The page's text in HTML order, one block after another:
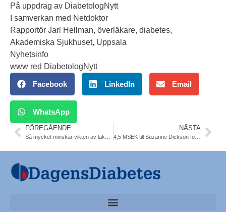
På uppdrag av DiabetologNytt
I samverkan med Netdoktor
Rapportör Jarl Hellman, överläkare, diabetes,
Akademiska Sjukhuset, Uppsala
Nyhetsinfo
www red DiabetologNytt
Facebook LinkedIn Email
WhatsApp
FÖREGÅENDE NÄSTA
4,5 MSEK till Suzanne Dickson för aptitforskning